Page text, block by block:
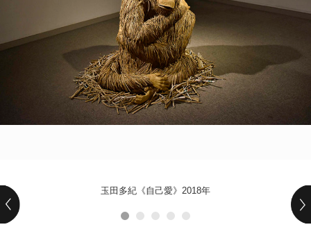
POLICY COMPANY
玉田多紀《自己愛》2018年